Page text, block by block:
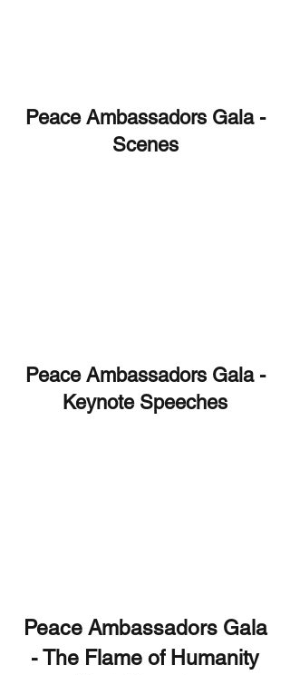
Peace Ambassadors Gala -
Scenes
Peace Ambassadors Gala -
Keynote Speeches
Peace Ambassadors Gala
- The Flame of Humanity